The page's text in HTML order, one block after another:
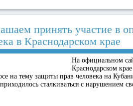
принять участие в
в Краснодарском крае
На официальном
Краснодарском
на тему защиты прав человека на
сталкиваться с нарушением